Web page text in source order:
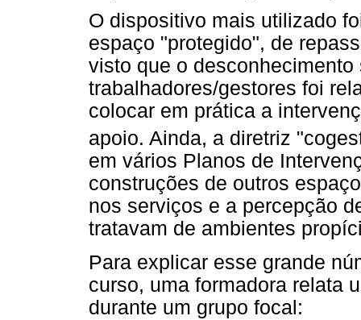
O dispositivo mais utilizado
espaço "protegido", de
visto que o
trabalhadores/gestores foi
colocar em prática a
apoio. Ainda, a diretriz
em vários Planos de
construções de outros
nos serviços e a percepção
tratavam de ambientes
Para explicar esse grande
curso, uma formadora relata
durante um grupo focal: